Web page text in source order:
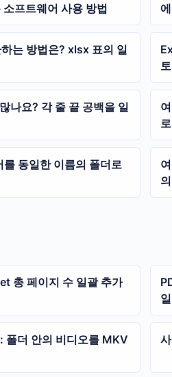
프트웨어 사용 방법
는 방법은? xlsx 표의 일
나요? 각 줄 끝 공백을 일
동일한 이름의 폴더로
총 페이지 수 일괄 추가
폴더 안의 비디오를 MKV